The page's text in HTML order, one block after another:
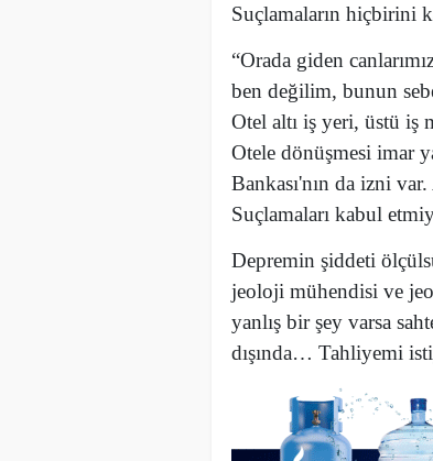
Suçlamaların hiçbirini
“Orada giden
ben değilim, bunun
Otel altı iş yeri, üstü iş
Otele dönüşmesi imar
Bankası'nın da izni var.
Suçlamaları kabul
Depremin şiddeti
jeoloji mühendisi ve
yanlış bir şey varsa
dışında… Tahliyemi